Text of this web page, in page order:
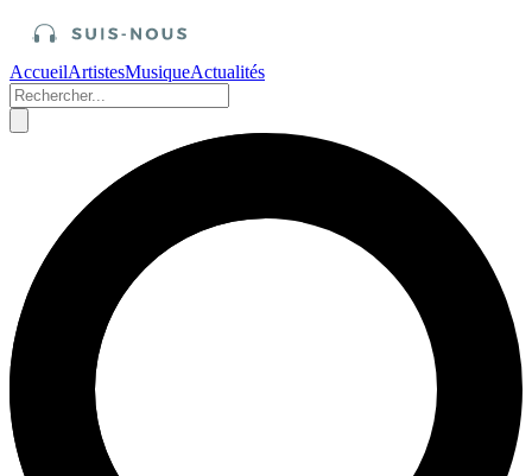
AccueilArtistesMusiqueActualités